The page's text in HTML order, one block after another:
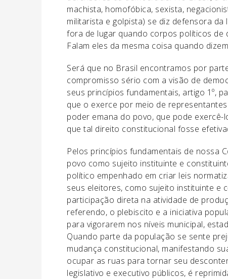
machista, homofóbica, sexista,
militarista e golpista) se diz defensora
fora de lugar quando corpos políticos de
Falam eles da mesma coisa quando
Será que no Brasil encontramos por
compromisso sério com a visão de
seus princípios fundamentais, artigo 1º,
que o exerce por meio de
poder emana do povo, que pode
que tal direito constitucional fosse
Pelos princípios fundamentais de nossa
povo como sujeito instituinte e
político empenhado em criar leis
seus eleitores, como sujeito instituinte e
participação direta na atividade de
referendo, o plebiscito e a iniciativa
para vigorarem nos níveis municipal,
Quando parte da população se sente
mudança constitucional, manifestando
ocupar as ruas para tornar seu
legislativo e executivo públicos, é